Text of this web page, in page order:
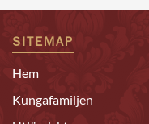
SITEMAP
Hem
Kungafamiljen